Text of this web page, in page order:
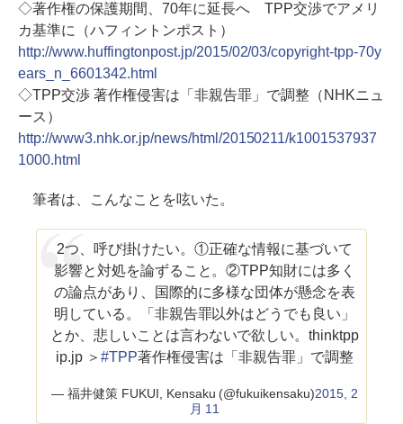
◇著作権の保護期間、70年に延長へ TPP交渉でアメリ
カ基準に（ハフィントンポスト）
http://www.huffingtonpost.jp/2015/02/03/copyright-tpp-70y
ears_n_6601342.html
◇TPP交渉 著作権侵害は「非親告罪」で調整（NHKニュ
ース）
http://www3.nhk.or.jp/news/html/20150211/k1001537937
1000.html
筆者は、こんなことを呟いた。
2つ、呼び掛けたい。①正確な情報に基づいて
影響と対処を論ずること。②TPP知財には多く
の論点があり、国際的に多様な団体が懸念を表
明している。「非親告罪以外はどうでも良い」
とか、悲しいことは言わないで欲しい。thinktpp
ip.jp ＞#TPP著作権侵害は「非親告罪」で調整
— 福井健策 FUKUI, Kensaku (@fukuikensaku)2015, 2
月 11